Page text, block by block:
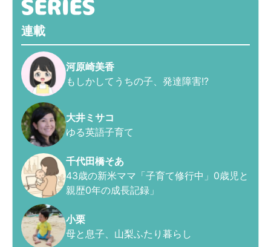
連載
河原崎美香
もしかしてうちの子、発達障害!?
大井ミサコ
ゆる英語子育て
千代田橋そあ
43歳の新米ママ「子育て修行中」0歳児と
親歴0年の成長記録」
小栗
母と息子、山梨ふたり暮らし